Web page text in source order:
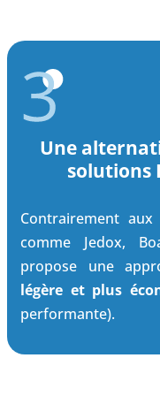
Une
solutions
Contrairement aux
comme Jedox,
propose une
légère et plus
performante).